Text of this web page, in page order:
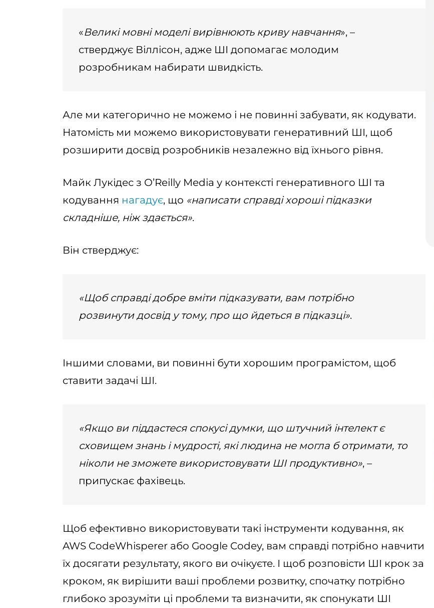
«Великі мовні моделі вирівнюють криву навчання», –
стверджує Віллісон, адже ШІ допомагає молодим
розробникам набирати швидкість.
Але ми категорично не можемо і не повинні забувати, як кодувати.
Натомість ми можемо використовувати генеративний ШІ, щоб
розширити досвід розробників незалежно від їхнього рівня.
Майк Лукідес з O’Reilly Media у контексті генеративного ШІ та
кодування нагадує, що «написати справді хороші підказки
складніше, ніж здається».
Він стверджує:
«Щоб справді добре вміти підказувати, вам потрібно
розвинути досвід у тому, про що йдеться в підказці».
Іншими словами, ви повинні бути хорошим програмістом, щоб
ставити задачі ШІ.
«Якщо ви піддастеся спокусі думки, що штучний інтелект є
сховищем знань і мудрості, які людина не могла б отримати, то
ніколи не зможете використовувати ШІ продуктивно», –
припускає фахівець.
Щоб ефективно використовувати такі інструменти кодування, як
AWS CodeWhisperer або Google Codey, вам справді потрібно навчити
їх досягати результату, якого ви очікуєте. І щоб розповісти ШІ крок за
кроком, як вирішити ваші проблеми розвитку, спочатку потрібно
глибоко зрозуміти ці проблеми та визначити, як спонукати ШІ